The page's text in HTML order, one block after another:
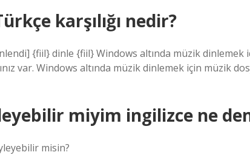
karşılığı nedir?
{fiil} dinle {fiil} Windows altında müzik dinlemek
var. Windows altında müzik dinlemek için müzik
miyim ingilizce ne
misin?